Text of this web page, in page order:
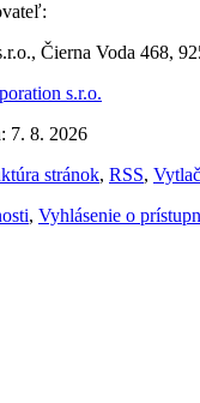
Čierna Voda 468,
s.r.o.
7. 8. 2026
stránok, RSS,
, Vyhlásenie o